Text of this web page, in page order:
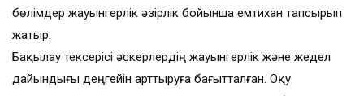
бөлімдер жауынгерлік әзірлік бойынша емтихан тапсырып
жатыр.
Бақылау тексерісі әскерлердің жауынгерлік және жедел
дайындығы деңгейін арттыруға бағытталған. Оқу